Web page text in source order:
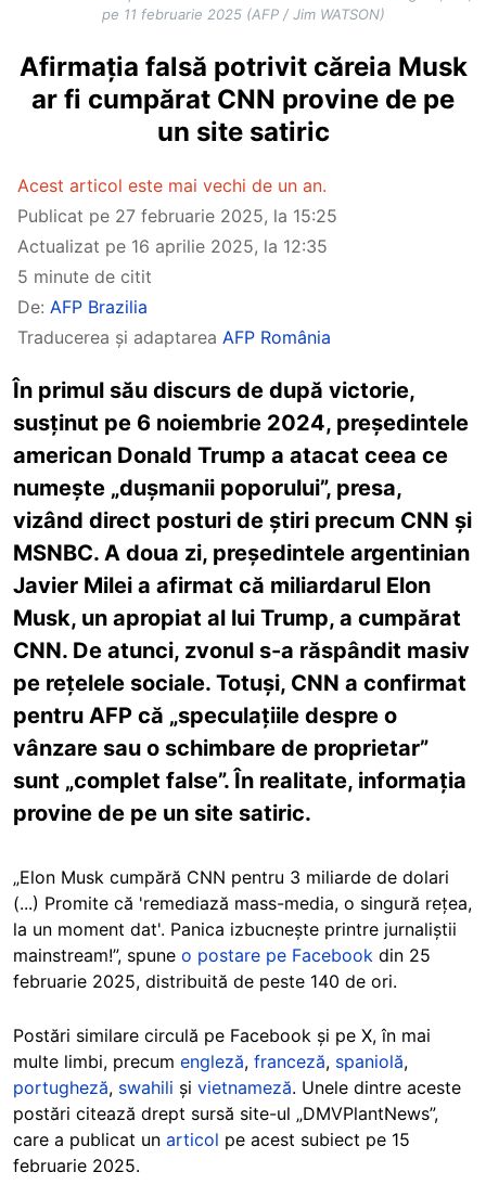
pe 11 februarie 2025 (AFP / Jim WATSON)
Afirmația falsă potrivit căreia Musk
ar fi cumpărat CNN provine de pe
un site satiric
Acest articol este mai vechi de un an.
Publicat pe 27 februarie 2025, la 15:25
Actualizat pe 16 aprilie 2025, la 12:35
5 minute de citit
De: AFP Brazilia
Traducerea și adaptarea AFP România
În primul său discurs de după victorie,
susținut pe 6 noiembrie 2024, președintele
american Donald Trump a atacat ceea ce
numește „dușmanii poporului”, presa,
vizând direct posturi de știri precum CNN și
MSNBC. A doua zi, președintele argentinian
Javier Milei a afirmat că miliardarul Elon
Musk, un apropiat al lui Trump, a cumpărat
CNN. De atunci, zvonul s-a răspândit masiv
pe rețelele sociale. Totuși, CNN a confirmat
pentru AFP că „speculațiile despre o
vânzare sau o schimbare de proprietar”
sunt „complet false”. În realitate, informația
provine de pe un site satiric.
„Elon Musk cumpără CNN pentru 3 miliarde de dolari
(...) Promite că 'remediază mass-media, o singură rețea,
la un moment dat'. Panica izbucnește printre jurnaliştii
mainstream!”, spune o postare pe Facebook din 25
februarie 2025, distribuită de peste 140 de ori.
Postări similare circulă pe Facebook și pe X, în mai
multe limbi, precum engleză, franceză, spaniolă,
portugheză, swahili și vietnameză. Unele dintre aceste
postări citează drept sursă site-ul „DMVPlantNews”,
care a publicat un articol pe acest subiect pe 15
februarie 2025.